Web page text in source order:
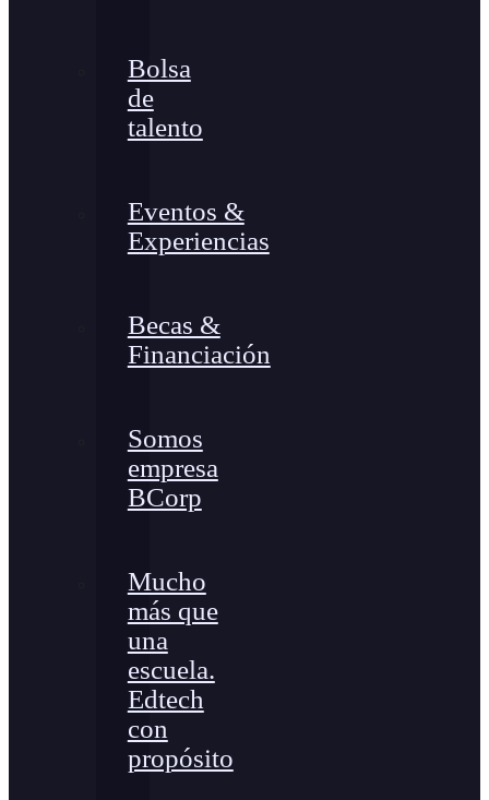
Bolsa
de
talento
Eventos &
Experiencias
Becas &
Financiación
Somos
empresa
BCorp
Mucho
más que
una
escuela.
Edtech
con
propósito